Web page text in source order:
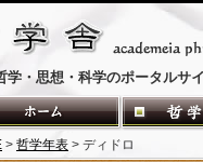
・思想・科学のポータルサ
> 哲学年表 > ディドロ